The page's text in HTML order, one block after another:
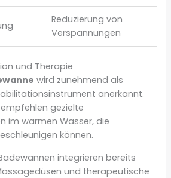
Reduzierung von
Verspannungen
und Therapie
wird zunehmend als
anerkannt.
gezielte
im warmen Wasser, die
können.
integrieren bereits
und therapeutische